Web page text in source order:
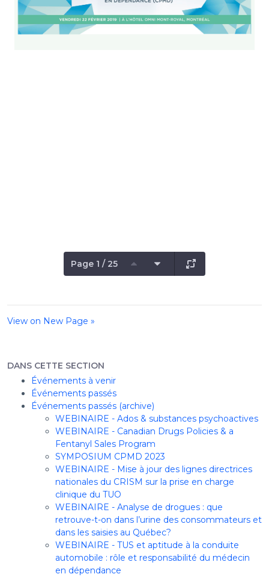
Page 1 / 25
View on New Page »
DANS CETTE SECTION
Événements à venir
Événements passés
Événements passés (archive)
WEBINAIRE - Ados & substances psychoactives
WEBINAIRE - Canadian Drugs Policies & a
Fentanyl Sales Program
SYMPOSIUM CPMD 2023
WEBINAIRE - Mise à jour des lignes directrices
nationales du CRISM sur la prise en charge
clinique du TUO
WEBINAIRE - Analyse de drogues : que
retrouve-t-on dans l’urine des consommateurs et
dans les saisies au Québec?
WEBINAIRE - TUS et aptitude à la conduite
automobile : rôle et responsabilité du médecin
en dépendance